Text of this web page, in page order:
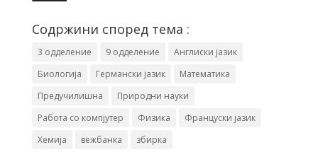
Содржини според тема :
3 одделение 9 одделение
Англиски јазик
Биологија
Германски јазик
Математика
Предучилишна
Природни науки
Работа со компјутер
Физика
Француски јазик
Хемија
вежбанка збирка